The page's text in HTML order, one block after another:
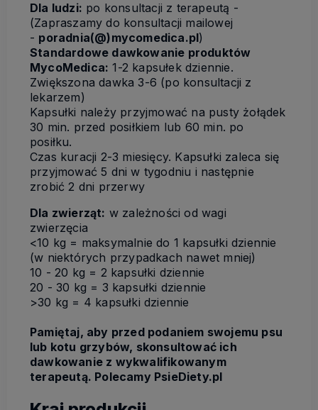
Dla ludzi: po konsultacji z terapeutą -
(Zapraszamy do konsultacji mailowej
- poradnia(@)mycomedica.pl)
Standardowe dawkowanie produktów
MycoMedica: 1-2 kapsułek dziennie.
Zwiększona dawka 3-6 (po konsultacji z
lekarzem)
Kapsułki należy przyjmować na pusty żołądek
30 min. przed posiłkiem lub 60 min. po
posiłku.
Czas kuracji 2-3 miesięcy. Kapsułki zaleca się
przyjmować 5 dni w tygodniu i następnie
zrobić 2 dni przerwy
Dla zwierząt: w zależności od wagi
zwierzęcia
<10 kg = maksymalnie do 1 kapsułki dziennie
(w niektórych przypadkach nawet mniej)
10 - 20 kg = 2 kapsułki dziennie
20 - 30 kg = 3 kapsułki dziennie
>30 kg = 4 kapsułki dziennie
Pamiętaj, aby przed podaniem swojemu psu
lub kotu grzybów, skonsultować ich
dawkowanie z wykwalifikowanym
terapeutą. Polecamy PsieDiety.pl